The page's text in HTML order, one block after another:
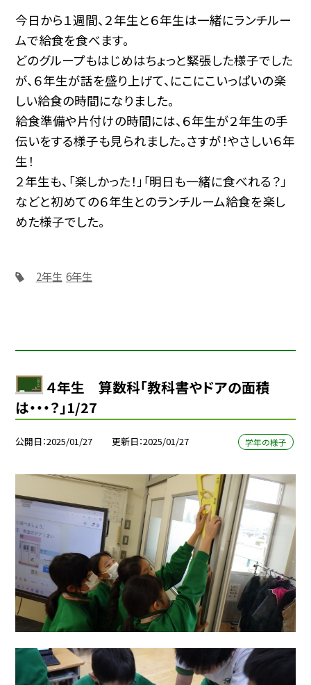
今日から１週間、２年生と６年生は一緒にランチルー
ムで給食を食べます。
どのグループもはじめはちょっと緊張した様子でした
が、６年生が話を盛り上げて、にこにこいっぱいの楽
しい給食の時間になりました。
給食準備や片付けの時間には、６年生が２年生の手
伝いをする様子も見られました。さすが！やさしい６年
生！
２年生も、「楽しかった！」「明日も一緒に食べれる？」
などと初めての６年生とのランチルーム給食を楽し
めた様子でした。
2年生 6年生
４年生 算数科「教科書やドアの面積
は・・・？」1/27
公開日 2025/01/27 更新日 2025/01/27 学年の様子